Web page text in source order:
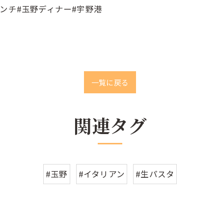
チ#玉野ディナー#宇野港
一覧に戻る
関連タグ
#玉野 #イタリアン #生パスタ